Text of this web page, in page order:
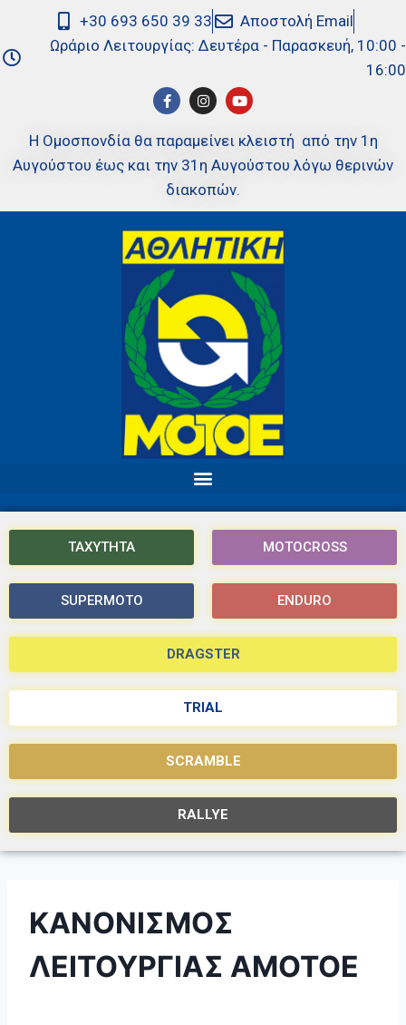
+30 693 650 39 33
Αποστολή Email
Ωράριο Λειτουργίας: Δευτέρα - Παρασκευή, 10:00 -
16:00
Η Ομοσπονδία θα παραμείνει κλειστή από την 1η
Αυγούστου έως και την 31η Αυγούστου λόγω θερινών
διακοπών.
ΤΑΧΥΤΗΤΑ MOTOCROSS
SUPERMOTO ENDURO
DRAGSTER
TRIAL
SCRAMBLE
RALLYE
ΚΑΝΟΝΙΣΜΟΣ
ΛΕΙΤΟΥΡΓΙΑΣ ΑΜΟΤΟΕ